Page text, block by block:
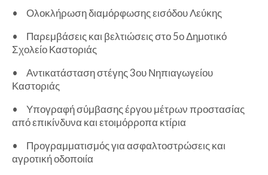
•
Ολοκλήρωση διαμόρφωσης εισόδου Λεύκης
•
Παρεμβάσεις και βελτιώσεις στο 5ο Δημοτικό
Σχολείο Καστοριάς
•
Αντικατάσταση στέγης 3ου Νηπιαγωγείου
Καστοριάς
•
Υπογραφή σύμβασης έργου μέτρων προστασίας
από επικίνδυνα και ετοιμόρροπα κτίρια
•
Προγραμματισμός για ασφαλτοστρώσεις και
αγροτική οδοποιία